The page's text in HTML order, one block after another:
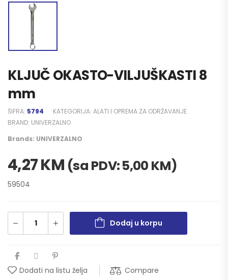
KLJUČ OKASTO-VILJUŠKASTI 8
mm
ŠIFRA: 5794 KATEGORIJA: ALATI I OPREMA ZA ODRŽAVANJE
BRAND: UNIVERZALNO
Brands: UNIVERZALNO
4,27KM (sa PDV:5,00 KM)
59504
Dodaj u korpu
Dodati na listu želja Compare